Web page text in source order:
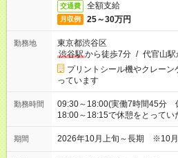
交通費 全額支給
月収例 25～30万円
勤務地
東京都渋谷区
渋谷駅から徒歩7分 / 代官山
プリントシール機やクレー
っています
勤務時間
09:30～18:00(実働7時間45分
18:00～18:15で休憩をとってい
期間 2026年10月上旬～長期 ※10月